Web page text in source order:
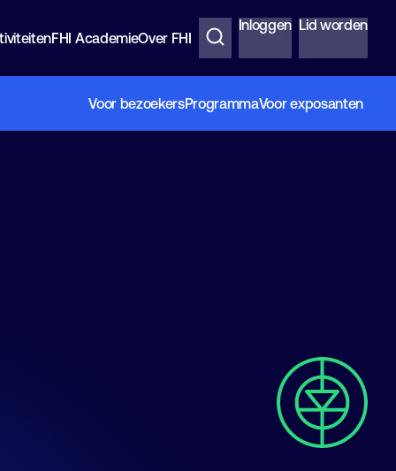
FHI AcademieOver FHI
Inloggen Lid worden
Voor bezoekersProgrammaVoor exposanten